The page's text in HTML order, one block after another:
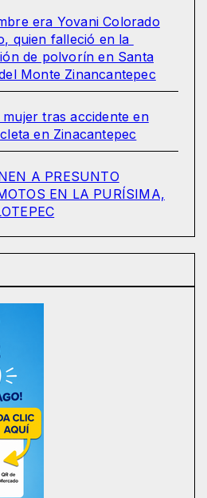
era Yovani Colorado
quien falleció en la
de polvorín en Santa
Monte Zinancantepec
tras accidente en
en Zinacantepec
A PRESUNTO
EN LA PURÍSIMA,